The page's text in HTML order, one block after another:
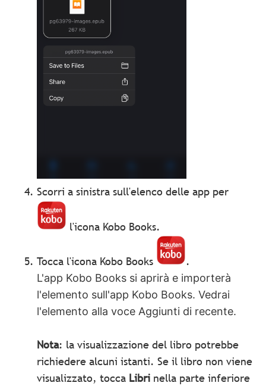
Scorri a sinistra sull'elenco delle app per
l'icona Kobo Books.
Tocca l'icona Kobo Books .
L'app Kobo Books si aprirà e importerà
l'elemento sull'app Kobo Books. Vedrai
l'elemento alla voce Aggiunti di recente.
Nota: la visualizzazione del libro potrebbe
richiedere alcuni istanti. Se il libro non viene
visualizzato, tocca Libri nella parte inferiore